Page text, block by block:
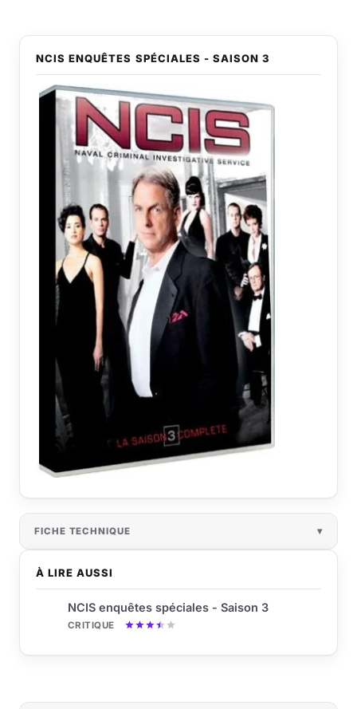
À LIRE AUSSI
NCIS enquêtes spéciales - Saison 3
CRITIQUE
NCIS ENQUÊTES SPÉCIALES - SAISON 3
FICHE TECHNIQUE